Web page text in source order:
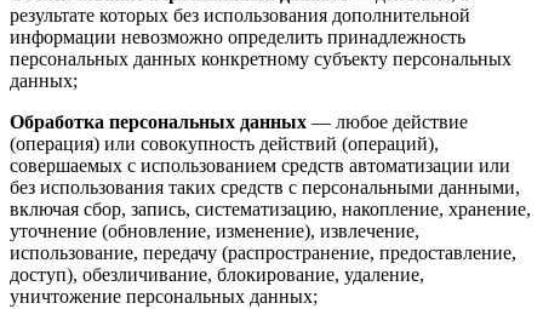
результате которых без использования дополнительной
информации невозможно определить принадлежность
персональных данных конкретному субъекту персональных
данных;
Обработка персональных данных — любое действие
(операция) или совокупность действий (операций),
совершаемых с использованием средств автоматизации или
без использования таких средств с персональными данными,
включая сбор, запись, систематизацию, накопление, хранение,
уточнение (обновление, изменение), извлечение,
использование, передачу (распространение, предоставление,
доступ), обезличивание, блокирование, удаление,
уничтожение персональных данных;